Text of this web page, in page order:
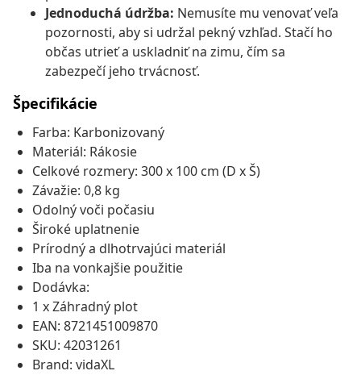
Jednoduchá údržba: Nemusíte mu venovať veľa
pozornosti, aby si udržal pekný vzhľad. Stačí ho
občas utrieť a uskladniť na zimu, čím sa
zabezpečí jeho trvácnosť.
Špecifikácie
Farba: Karbonizovaný
Materiál: Rákosie
Celkové rozmery: 300 x 100 cm (D x Š)
Závažie: 0,8 kg
Odolný voči počasiu
Široké uplatnenie
Prírodný a dlhotrvajúci materiál
Iba na vonkajšie použitie
Dodávka:
1 x Záhradný plot
EAN: 8721451009870
SKU: 42031261
Brand: vidaXL